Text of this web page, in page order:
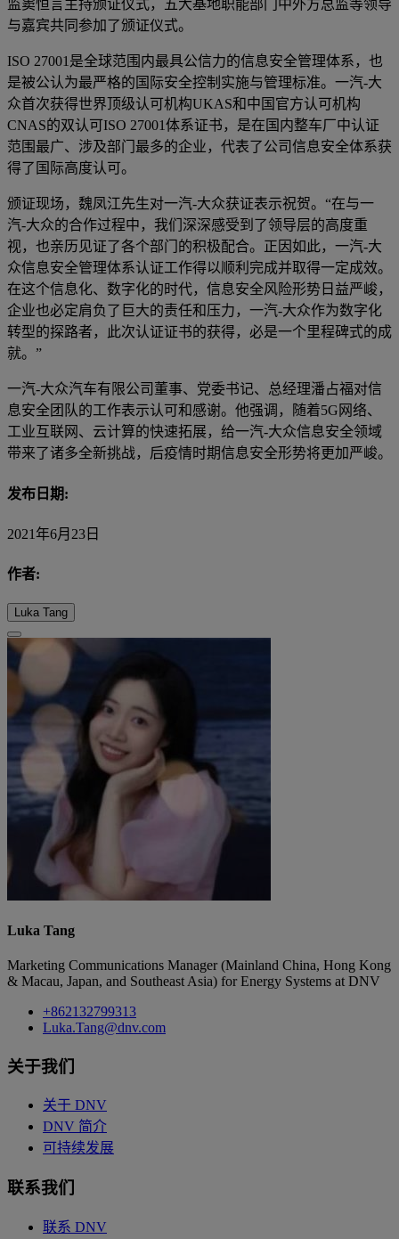
监窦恒言主持颁证仪式，五大基地职能部门中外方总监等领导
与嘉宾共同参加了颁证仪式。
ISO 27001是全球范围内最具公信力的信息安全管理体系，也
是被公认为最严格的国际安全控制实施与管理标准。一汽-大
众首次获得世界顶级认可机构UKAS和中国官方认可机构
CNAS的双认可ISO 27001体系证书，是在国内整车厂中认证
范围最广、涉及部门最多的企业，代表了公司信息安全体系获
得了国际高度认可。
颁证现场，魏凤江先生对一汽-大众获证表示祝贺。“在与一
汽-大众的合作过程中，我们深深感受到了领导层的高度重
视，也亲历见证了各个部门的积极配合。正因如此，一汽-大
众信息安全管理体系认证工作得以顺利完成并取得一定成效。
在这个信息化、数字化的时代，信息安全风险形势日益严峻，
企业也必定肩负了巨大的责任和压力，一汽-大众作为数字化
转型的探路者，此次认证证书的获得，必是一个里程碑式的成
就。”
一汽-大众汽车有限公司董事、党委书记、总经理潘占福对信
息安全团队的工作表示认可和感谢。他强调，随着5G网络、
工业互联网、云计算的快速拓展，给一汽-大众信息安全领域
带来了诸多全新挑战，后疫情时期信息安全形势将更加严峻。
发布日期:
2021年6月23日
作者:
Luka Tang
Luka Tang
Marketing Communications Manager (Mainland China, Hong Kong
& Macau, Japan, and Southeast Asia) for Energy Systems at DNV
+862132799313
Luka.Tang@dnv.com
关于我们
关于 DNV
DNV 简介
可持续发展
联系我们
联系 DNV